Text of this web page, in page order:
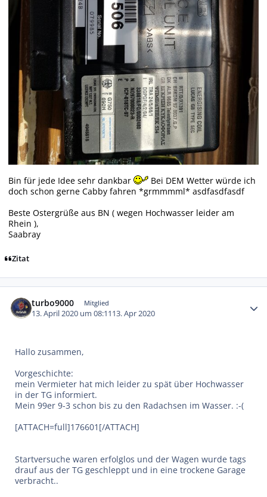
Bin für jede Idee sehr dankbar
Bei DEM Wetter würde ich
doch schon gerne Cabby fahren *grmmmml* asdfasdfasdf
Beste Ostergrüße aus BN ( wegen Hochwasser leider am
Rhein ),
Saabray
Zitat
turbo9000 Mitglied
13. April 2020 um 08:1113. Apr 2020
Hallo zusammen,
Vorgeschichte:
mein Vermieter hat mich leider zu spät über Hochwasser
in der TG informiert.
Mein 99er 9-3 schon bis zu den Radachsen im Wasser. :-(
[ATTACH=full]176601[/ATTACH]
Startversuche waren erfolglos und der Wagen wurde tags
drauf aus der TG geschleppt und in eine trockene Garage
verbracht..